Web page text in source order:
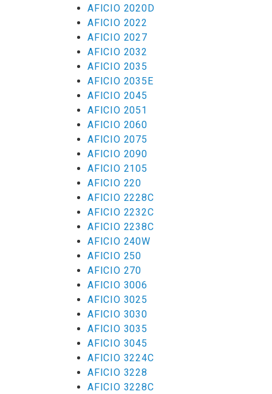
AFICIO 2020D
AFICIO 2022
AFICIO 2027
AFICIO 2032
AFICIO 2035
AFICIO 2035E
AFICIO 2045
AFICIO 2051
AFICIO 2060
AFICIO 2075
AFICIO 2090
AFICIO 2105
AFICIO 220
AFICIO 2228C
AFICIO 2232C
AFICIO 2238C
AFICIO 240W
AFICIO 250
AFICIO 270
AFICIO 3006
AFICIO 3025
AFICIO 3030
AFICIO 3035
AFICIO 3045
AFICIO 3224C
AFICIO 3228
AFICIO 3228C